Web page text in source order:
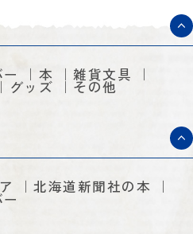
本 雑貨文具
グッズ その他
北海道新聞社の本